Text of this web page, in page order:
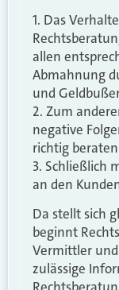
1. Das
allen
Abmahnung
und
2. Zum
negative
richtig
3. Schließlich
an den
Da stellt sich
beginnt
Vermittler
zulässige